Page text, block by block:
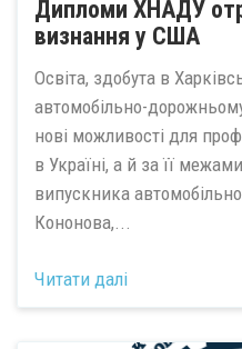
Дипломи ХНАДУ
визнання у США
Освіта, здобута в
автомобільно-
нові можливості для
в Україні, а й за її
випускника
Кононова,...
Читати далі